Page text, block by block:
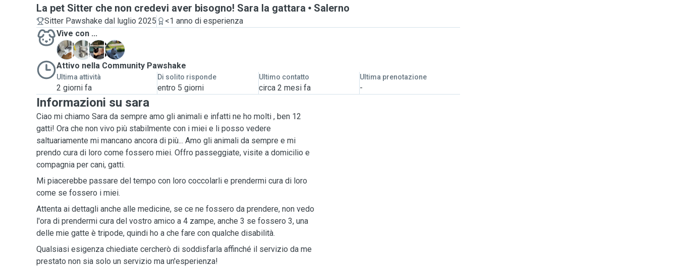
La pet Sitter che non credevi aver bisogno! Sara la gattara Salerno
Sitter Pawshake dal luglio 2025
<1 anno di esperienza
Vive con ...
K
M P
N
Attivo nella Community Pawshake
Ultima attività
2 giorni fa
Di solito risponde
entro 5 giorni
Ultimo contatto
circa 2 mesi fa
Ultima prenotazione
-
Informazioni su sara
Ciao mi chiamo Sara da sempre amo gli animali e infatti ne ho molti , ben 12
gatti! Ora che non vivo più stabilmente con i miei e li posso vedere
saltuariamente mi mancano ancora di più... Amo gli animali da sempre e mi
prendo cura di loro come fossero miei. Offro passeggiate, visite a domicilio e
compagnia per cani, gatti.
Mi piacerebbe passare del tempo con loro coccolarli e prendermi cura di loro
come se fossero i miei.
Attenta ai dettagli anche alle medicine, se ce ne fossero da prendere, non vedo
l'ora di prendermi cura del vostro amico a 4 zampe, anche 3 se fossero 3, una
delle mie gatte è tripode, quindi ho a che fare con qualche disabilità.
Qualsiasi esigenza chiediate cercherò di soddisfarla affinché il servizio da me
prestato non sia solo un servizio ma un'esperienza!